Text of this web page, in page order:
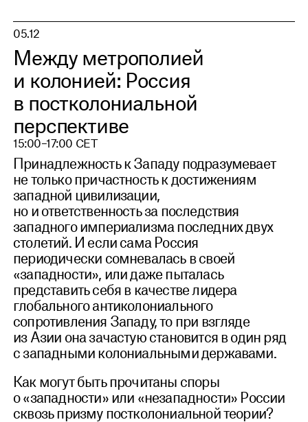
05.12
Между метрополией
и колонией: Россия
в постколониальной
перспективе
15:00–17:00 CET
Принадлежность к Западу подразумевает
не только причастность к достижениям
западной цивилизации,
но и ответственность за последствия
западного империализма последних двух
столетий. И если сама Россия
периодически сомневалась в своей
«западности», или даже пыталась
представить себя в качестве лидера
глобального антиколониального
сопротивления Западу, то при взгляде
из Азии она зачастую становится в один ряд
с западными колониальными державами.
Как могут быть прочитаны споры
о «западности» или «незападности» России
сквозь призму постколониальной теории?